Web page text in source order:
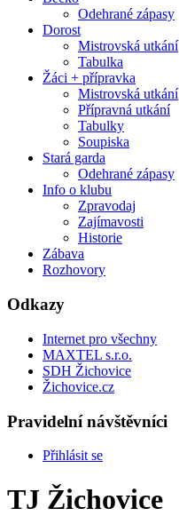
Odehrané zápasy
Dorost
Mistrovská utkání
Tabulka
Žáci + přípravka
Mistrovská utkání
Přípravná utkání
Tabulky
Soupiska
Stará garda
Odehrané zápasy
Info o klubu
Zpravodaj
Zajímavosti
Historie
Zábava
Rozhovory
Odkazy
Internet pro všechny
MAXTEL s.r.o.
SDH Žichovice
Žichovice.cz
Pravidelní návštěvníci
Přihlásit se
TJ Žichovice